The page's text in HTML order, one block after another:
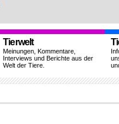
Tierwelt
Meinungen, Kommentare,
Interviews und Berichte aus der
Welt der Tiere.